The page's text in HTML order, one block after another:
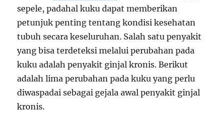
sepele, padahal kuku dapat memberikan
petunjuk penting tentang kondisi kesehatan
tubuh secara keseluruhan. Salah satu penyakit
yang bisa terdeteksi melalui perubahan pada
kuku adalah penyakit ginjal kronis. Berikut
adalah lima perubahan pada kuku yang perlu
diwaspadai sebagai gejala awal penyakit ginjal
kronis.